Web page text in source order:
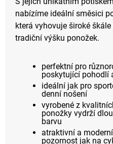
nabízíme ideální směsici
která vyhovuje široké
tradiční výšku ponožek.
perfektní pro
poskytující pohodlí
ideální jak pro
denní nošení
vyrobené z
ponožky vydrží
barvu
atraktivní a
pozornost jak na